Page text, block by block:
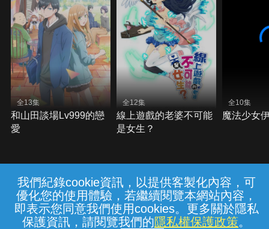
我們紀錄cookie資訊，以提供客製化內容，可
優化您的使用體驗，若繼續閱覽本網站內容，
即表示您同意我們使用cookies。更多關於隱私
保護資訊，請閱覽我們的隱私權保護政策。
全13集
和山田談場Lv999的戀
愛
全12集
線上遊戲的老婆不可能
是女生？
全10集
魔法少女
常見問題 線上客服 服務條款 隱私權保護
{{notifyMsg}}